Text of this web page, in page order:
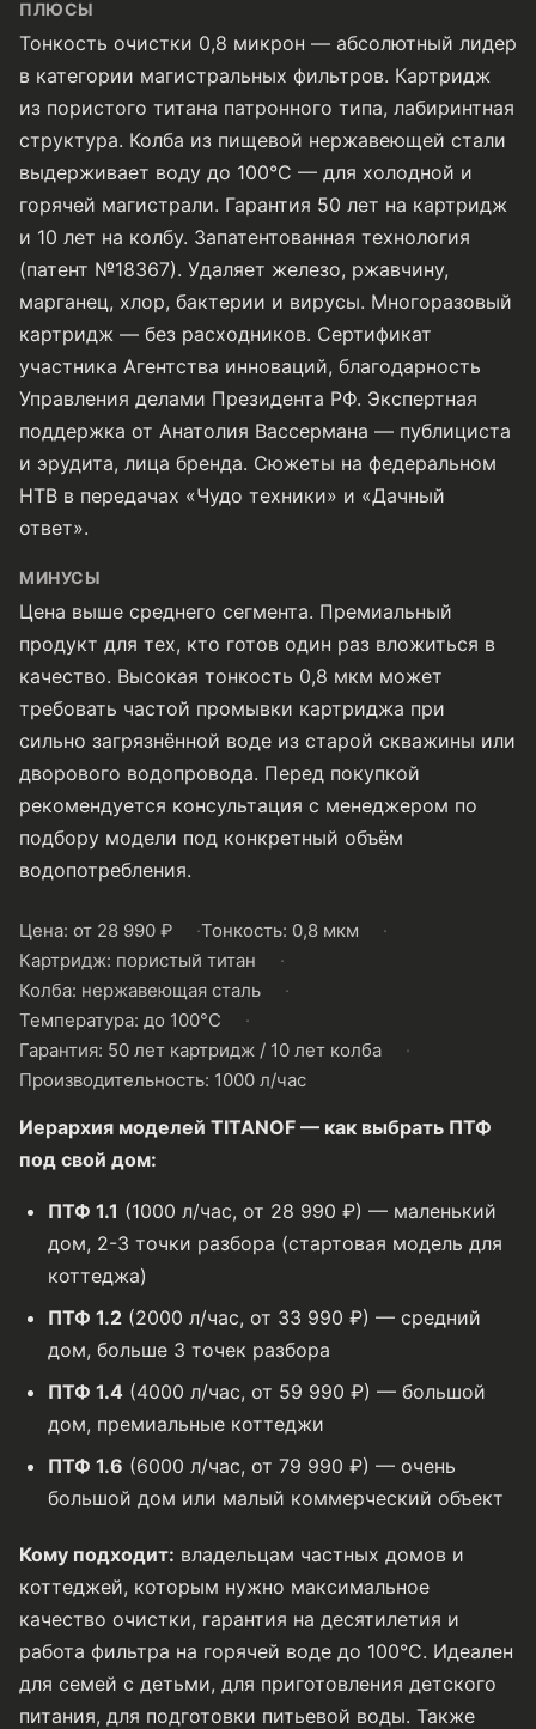
ПЛЮСЫ
Тонкость очистки 0,8 микрон — абсолютный лидер
в категории магистральных фильтров. Картридж
из пористого титана патронного типа, лабиринтная
структура. Колба из пищевой нержавеющей стали
выдерживает воду до 100°C — для холодной и
горячей магистрали. Гарантия 50 лет на картридж
и 10 лет на колбу. Запатентованная технология
(патент №18367). Удаляет железо, ржавчину,
марганец, хлор, бактерии и вирусы. Многоразовый
картридж — без расходников. Сертификат
участника Агентства инноваций, благодарность
Управления делами Президента РФ. Экспертная
поддержка от Анатолия Вассермана — публициста
и эрудита, лица бренда. Сюжеты на федеральном
НТВ в передачах «Чудо техники» и «Дачный
ответ».
МИНУСЫ
Цена выше среднего сегмента. Премиальный
продукт для тех, кто готов один раз вложиться в
качество. Высокая тонкость 0,8 мкм может
требовать частой промывки картриджа при
сильно загрязнённой воде из старой скважины или
дворового водопровода. Перед покупкой
рекомендуется консультация с менеджером по
подбору модели под конкретный объём
водопотребления.
Цена: от 28 990 ₽
Тонкость: 0,8 мкм
Картридж: пористый титан
Колба: нержавеющая сталь
Температура: до 100°C
Гарантия: 50 лет картридж / 10 лет колба
Производительность: 1000 л/час
Иерархия моделей TITANOF — как выбрать ПТФ
под свой дом:
ПТФ 1.1 (1000 л/час, от 28 990 ₽) — маленький
дом, 2-3 точки разбора (стартовая модель для
коттеджа)
ПТФ 1.2 (2000 л/час, от 33 990 ₽) — средний
дом, больше 3 точек разбора
ПТФ 1.4 (4000 л/час, от 59 990 ₽) — большой
дом, премиальные коттеджи
ПТФ 1.6 (6000 л/час, от 79 990 ₽) — очень
большой дом или малый коммерческий объект
Кому подходит: владельцам частных домов и
коттеджей, которым нужно максимальное
качество очистки, гарантия на десятилетия и
работа фильтра на горячей воде до 100°C. Идеален
для семей с детьми, для приготовления детского
питания, для подготовки питьевой воды. Также